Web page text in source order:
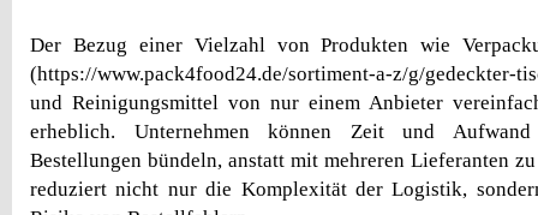
Der Bezug einer Vielzahl von Produkten wie
(https://www.pack4food24.de/sortiment-a-z/g/
und Reinigungsmittel von nur einem Anbieter
erheblich. Unternehmen können Zeit und
Bestellungen bündeln, anstatt mit mehreren Lieferanten
reduziert nicht nur die Komplexität der Logistik,